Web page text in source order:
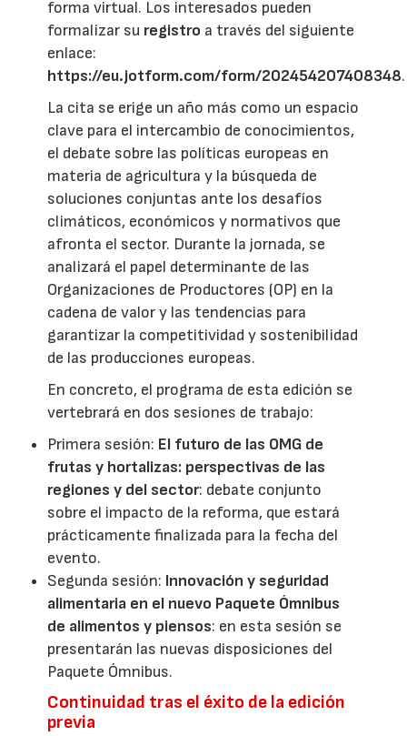
forma virtual. Los interesados pueden
formalizar su registro a través del siguiente
enlace:
https://eu.jotform.com/form/202454207408348.
La cita se erige un año más como un espacio
clave para el intercambio de conocimientos,
el debate sobre las políticas europeas en
materia de agricultura y la búsqueda de
soluciones conjuntas ante los desafíos
climáticos, económicos y normativos que
afronta el sector. Durante la jornada, se
analizará el papel determinante de las
Organizaciones de Productores (OP) en la
cadena de valor y las tendencias para
garantizar la competitividad y sostenibilidad
de las producciones europeas.
En concreto, el programa de esta edición se
vertebrará en dos sesiones de trabajo:
Primera sesión: El futuro de las OMG de
frutas y hortalizas: perspectivas de las
regiones y del sector: debate conjunto
sobre el impacto de la reforma, que estará
prácticamente finalizada para la fecha del
evento.
Segunda sesión: Innovación y seguridad
alimentaria en el nuevo Paquete Ómnibus
de alimentos y piensos: en esta sesión se
presentarán las nuevas disposiciones del
Paquete Ómnibus.
Continuidad tras el éxito de la edición
previa